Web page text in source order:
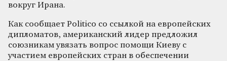
вокруг Ирана.
Как сообщает Politico со ссылкой на европейских
дипломатов, американский лидер предложил
союзникам увязать вопрос помощи Киеву с
участием европейских стран в обеспечении